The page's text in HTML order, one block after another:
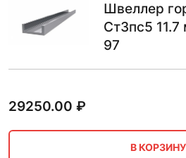
Швеллер
Ст3пс5
97
29250.00 ₽
В КОРЗИНУ